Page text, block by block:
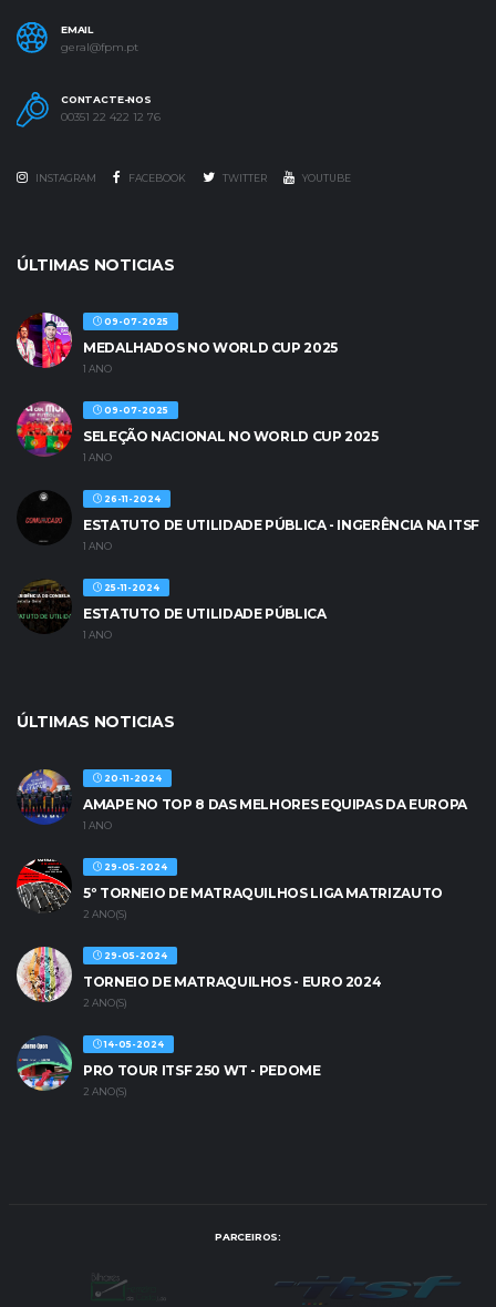
EMAIL
geral@fpm.pt
CONTACTE-NOS
00351 22 422 12 76
INSTAGRAM FACEBOOK TWITTER YOUTUBE
ÚLTIMAS NOTICIAS
09-07-2025
MEDALHADOS NO WORLD CUP 2025
1 ANO
09-07-2025
SELEÇÃO NACIONAL NO WORLD CUP 2025
1 ANO
26-11-2024
ESTATUTO DE UTILIDADE PÚBLICA - INGERÊNCIA NA ITSF
1 ANO
25-11-2024
ESTATUTO DE UTILIDADE PÚBLICA
1 ANO
ÚLTIMAS NOTICIAS
20-11-2024
AMAPE NO TOP 8 DAS MELHORES EQUIPAS DA EUROPA
1 ANO
29-05-2024
5º TORNEIO DE MATRAQUILHOS LIGA MATRIZAUTO
2 ANO(S)
29-05-2024
TORNEIO DE MATRAQUILHOS - EURO 2024
2 ANO(S)
14-05-2024
PRO TOUR ITSF 250 WT - PEDOME
2 ANO(S)
PARCEIROS: